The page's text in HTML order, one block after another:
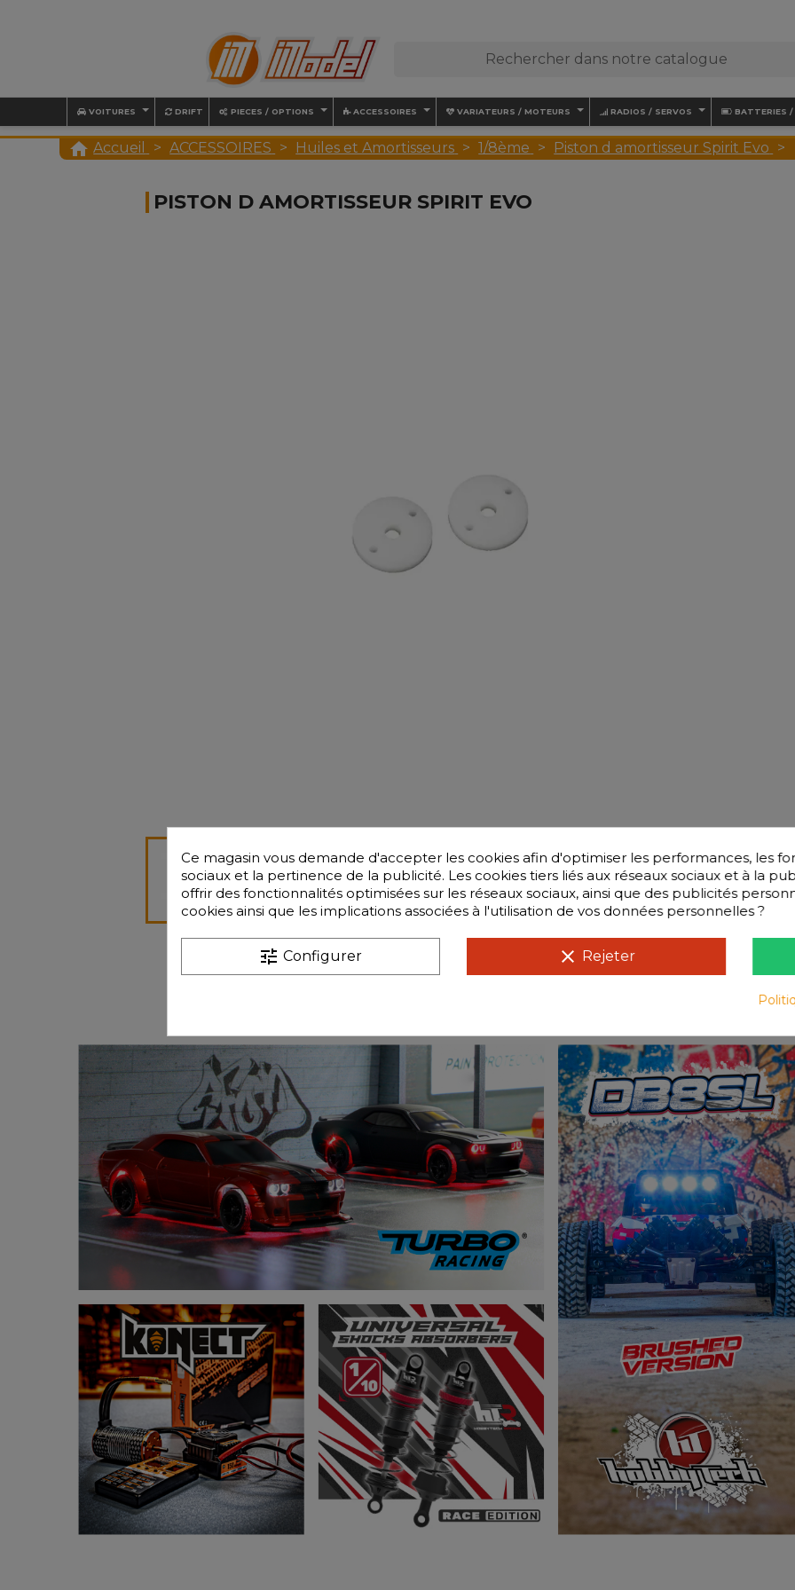
VOITURES DRIFT PIECES / OPTIONS ACCESSOIRES VARIATEURS / MOTEURS RADIOS / SERVOS BATTERIES /
 Accueil ACCESSOIRES Huiles et Amortisseurs 1/8ème Piston d amortisseur Spirit Evo
PISTON D AMORTISSEUR SPIRIT EVO
Ce magasin vous demande d'accepter les cookies afin d'optimiser les performances, les
sociaux et la pertinence de la publicité. Les cookies tiers liés aux réseaux sociaux et à la
offrir des fonctionnalités optimisées sur les réseaux sociaux, ainsi que des publicités
cookies ainsi que les implications associées à l'utilisation de vos données personnelles ?
tune Configurer clear Rejeter